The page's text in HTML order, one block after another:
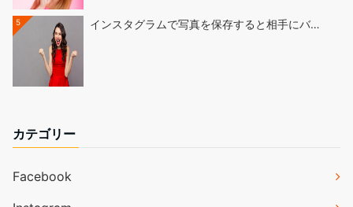
5 インスタグラムで写真を保存すると相手にバ…
カテゴリー
Facebook